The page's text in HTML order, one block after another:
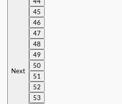
Next
45
46
47
48
49
50
51
52
53